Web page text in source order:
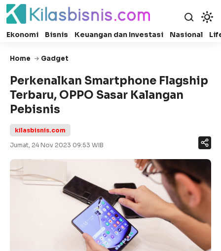
Ekonomi Bisnis Keuangan dan Investasi Nasional
Home Gadget
Perkenalkan Smartphone Flagship
Terbaru, OPPO Sasar Kalangan
Pebisnis
kilasbisnis.com
Jumat, 24 Nov 2023 09:53 WIB